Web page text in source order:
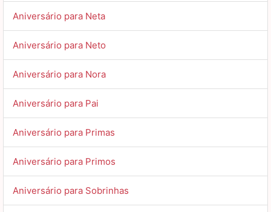
Aniversário para Neta
Aniversário para Neto
Aniversário para Nora
Aniversário para Pai
Aniversário para Primas
Aniversário para Primos
Aniversário para Sobrinhas